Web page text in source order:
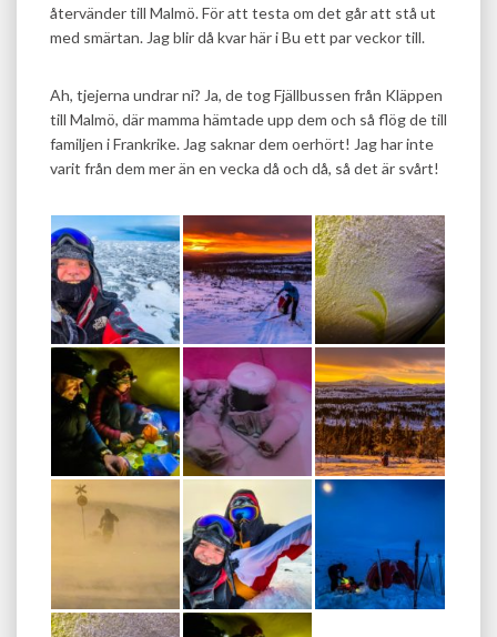
återvänder till Malmö. För att testa om det går att stå ut
med smärtan. Jag blir då kvar här i Bu ett par veckor till.
Ah, tjejerna undrar ni? Ja, de tog Fjällbussen från Kläppen
till Malmö, där mamma hämtade upp dem och så flög de till
familjen i Frankrike. Jag saknar dem oerhört! Jag har inte
varit från dem mer än en vecka då och då, så det är svårt!